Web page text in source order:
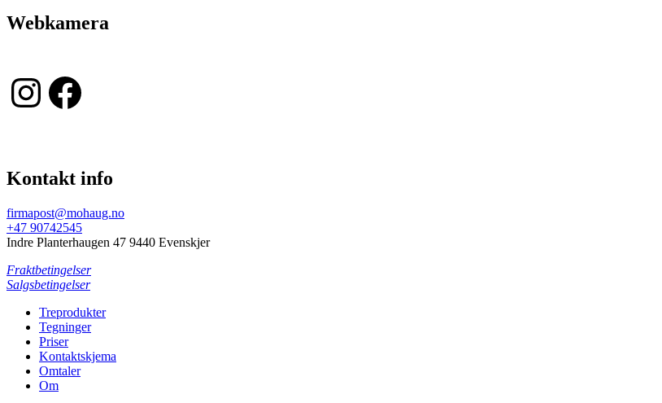
Webkamera
Instagram
Facebook
Kontakt info
firmapost@mohaug.no
+47 90742545
Indre Planterhaugen 47 9440 Evenskjer
Fraktbetingelser
Salgsbetingelser
Treprodukter
Tegninger
Priser
Kontaktskjema
Omtaler
Om